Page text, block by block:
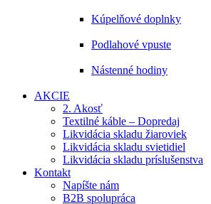
Kúpelňové doplnky
Podlahové vpuste
Nástenné hodiny
AKCIE
2. Akosť
Textilné káble – Dopredaj
Likvidácia skladu žiaroviek
Likvidácia skladu svietidiel
Likvidácia skladu príslušenstva
Kontakt
Napíšte nám
B2B spolupráca